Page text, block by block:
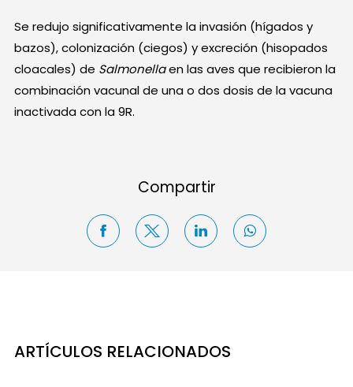
Se redujo significativamente la invasión (hígados y
bazos), colonización (ciegos) y excreción (hisopados
cloacales) de Salmonellaen las aves que recibieron la
combinación vacunal de una o dos dosis de la vacuna
inactivada con la 9R.
Compartir
ARTÍCULOS RELACIONADOS